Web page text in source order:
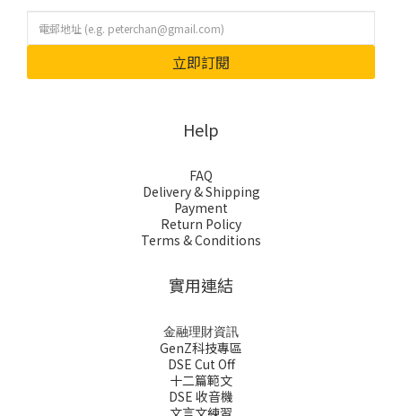
立即訂閱
Help
FAQ
Delivery & Shipping
Payment
Return Policy
Terms & Conditions
實用連結
金融理財資訊
GenZ科技專區
DSE Cut Off
十二篇範文
DSE 收音機
文言文練習